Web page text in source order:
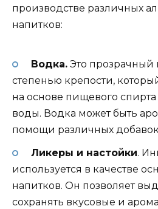
производстве различных
напитков:
Водка.Это прозрачный
степенью крепости,
на основе пищевого
воды. Водка может быть
помощи различных
Ликеры и настойки.
используется в качестве
напитков. Он позволяет
сохранять вкусовые и